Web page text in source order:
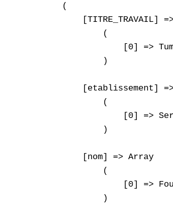
(
[TITRE_TRAVAIL]
        (
[0] =>
        )
[etablissement]
        (
[0] =>
        )
    [nom] => Array
        (
[0] =>
        )